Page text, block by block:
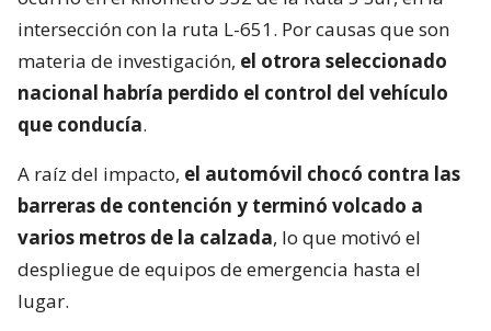
intersección con la ruta L-651. Por causas que son
materia de investigación, el otrora seleccionado
nacional habría perdido el control del vehículo
que conducía.
A raíz del impacto, el automóvil chocó contra las
barreras de contención y terminó volcado a
varios metros de la calzada, lo que motivó el
despliegue de equipos de emergencia hasta el
lugar.